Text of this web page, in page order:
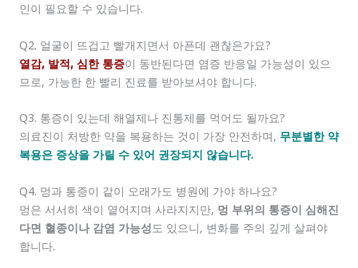
인이 필요할 수 있습니다.
Q2. 얼굴이 뜨겁고 빨개지면서 아픈데 괜찮은가요?
열감, 발적, 심한 통증이 동반된다면 염증 반응일 가능성이 있으
므로, 가능한 한 빨리 진료를 받아보셔야 합니다.
Q3. 통증이 있는데 해열제나 진통제를 먹어도 될까요?
의료진이 처방한 약을 복용하는 것이 가장 안전하며, 무분별한 약
복용은 증상을 가릴 수 있어 권장되지 않습니다.
Q4. 멍과 통증이 같이 오래가도 병원에 가야 하나요?
멍은 서서히 색이 옅어지며 사라지지만, 멍 부위의 통증이 심해진
다면 혈종이나 감염 가능성도 있으니, 변화를 주의 깊게 살펴야
합니다.